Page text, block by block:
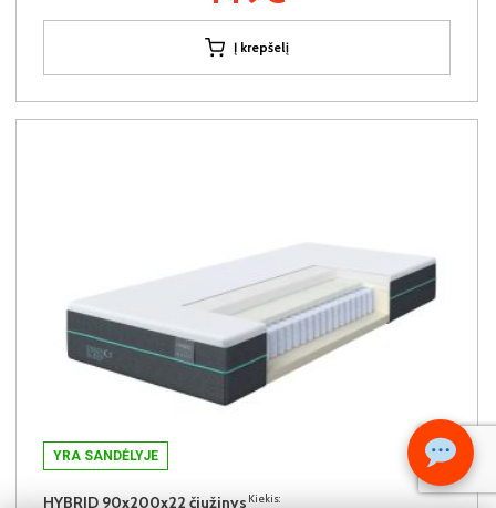
Kiekis:
Į krepšelį
YRA SANDĖLYJE
HYBRID 90x200x22 čiužinys